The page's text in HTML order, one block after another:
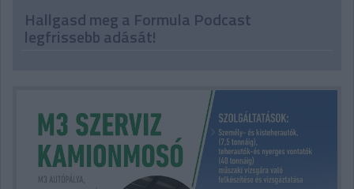
Hallgasd meg a Formula Podcast
legfrissebb adását!